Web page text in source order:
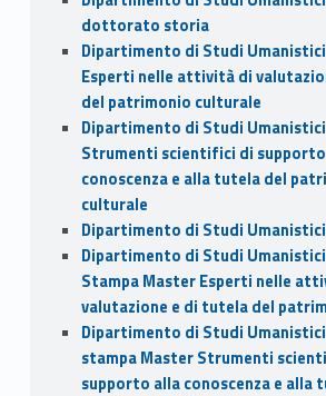
dottorato storia
Dipartimento di Studi
Esperti nelle attività di
del patrimonio culturale
Dipartimento di Studi
Strumenti scientifici di
conoscenza e alla tutela del
culturale
Dipartimento di Studi Umanistici
Dipartimento di Studi Umanistici
Stampa Master Esperti nelle
valutazione e di tutela del
Dipartimento di Studi Umanistici
stampa Master Strumenti
supporto alla conoscenza e alla